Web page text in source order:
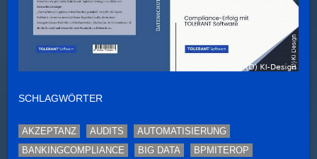
SCHLAGWÖRTER
AKZEPTANZ AUDITS
AUTOMATISIERUNG
BANKINGCOMPLIANCE
BIG DATA
BPMITEROP